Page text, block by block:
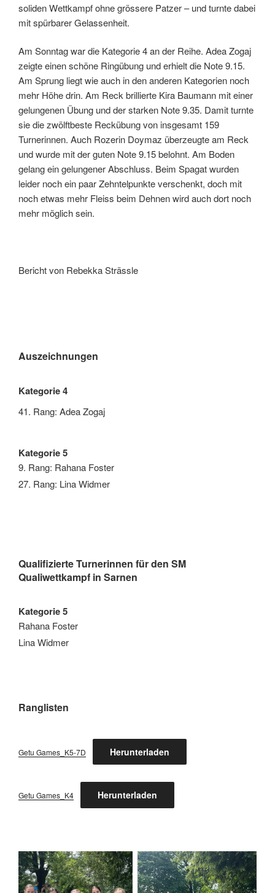
soliden Wettkampf ohne grössere Patzer – und turnte dabei
mit spürbarer Gelassenheit.
Am Sonntag war die Kategorie 4 an der Reihe. Adea Zogaj
zeigte einen schöne Ringübung und erhielt die Note 9.15.
Am Sprung liegt wie auch in den anderen Kategorien noch
mehr Höhe drin. Am Reck brillierte Kira Baumann mit einer
gelungenen Übung und der starken Note 9.35. Damit turnte
sie die zwölftbeste Reckübung von insgesamt 159
Turnerinnen. Auch Rozerin Doymaz überzeugte am Reck
und wurde mit der guten Note 9.15 belohnt. Am Boden
gelang ein gelungener Abschluss. Beim Spagat wurden
leider noch ein paar Zehntelpunkte verschenkt, doch mit
noch etwas mehr Fleiss beim Dehnen wird auch dort noch
mehr möglich sein.
Bericht von Rebekka Strässle
Auszeichnungen
Kategorie 4
41. Rang: Adea Zogaj
Kategorie 5
9. Rang: Rahana Foster
27. Rang: Lina Widmer
Qualifizierte Turnerinnen für den SM
Qualiwettkampf in Sarnen
Kategorie 5
Rahana Foster
Lina Widmer
Ranglisten
Getu Games_K5-7D Herunterladen
Getu Games_K4 Herunterladen